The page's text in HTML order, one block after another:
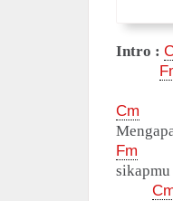
Intro :
Cm
Fm